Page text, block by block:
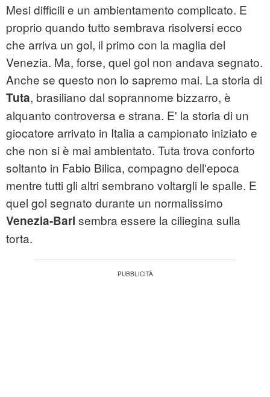
Mesi difficili e un ambientamento complicato. E
proprio quando tutto sembrava risolversi ecco
che arriva un gol, il primo con la maglia del
Venezia. Ma, forse, quel gol non andava segnato.
Anche se questo non lo sapremo mai. La storia di
Tuta, brasiliano dal soprannome bizzarro, è
alquanto controversa e strana. E' la storia di un
giocatore arrivato in Italia a campionato iniziato e
che non si è mai ambientato. Tuta trova conforto
soltanto in Fabio Bilica, compagno dell'epoca
mentre tutti gli altri sembrano voltargli le spalle. E
quel gol segnato durante un normalissimo
Venezia-Bari sembra essere la ciliegina sulla
torta.